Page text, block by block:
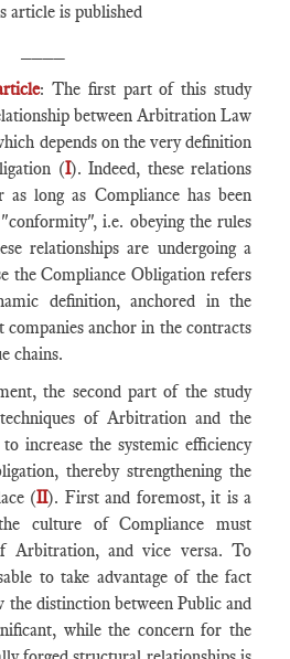
article is published
: The first part of this study
between Arbitration Law
depends on the very definition
(I). Indeed, these relations
as long as Compliance has been
i.e. obeying the rules
relationships are undergoing a
the Compliance Obligation refers
definition, anchored in the
anchor in the contracts
chains.
the second part of the study
of Arbitration and the
increase the systemic efficiency
thereby strengthening the
(II). First and foremost, it is a
culture of Compliance must
Arbitration, and vice versa. To
to take advantage of the fact
distinction between Public and
while the concern for the